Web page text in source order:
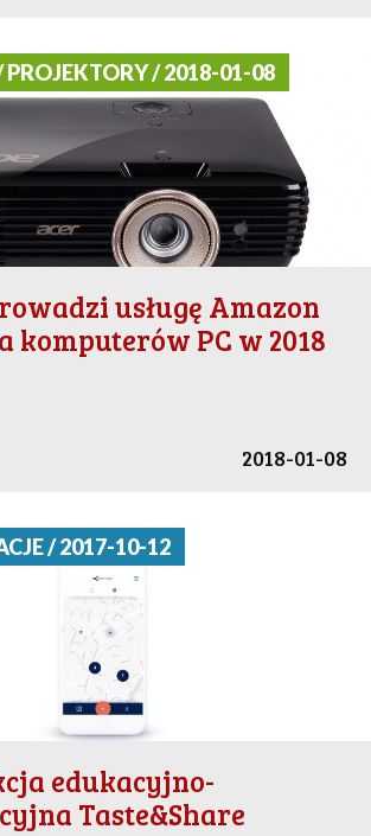
PROJEKTORY / 2018-01-08
usługę Amazon
komputerów PC w 2018
2018-01-08
/ 2017-10-12
edukacyjno-
Taste&Share